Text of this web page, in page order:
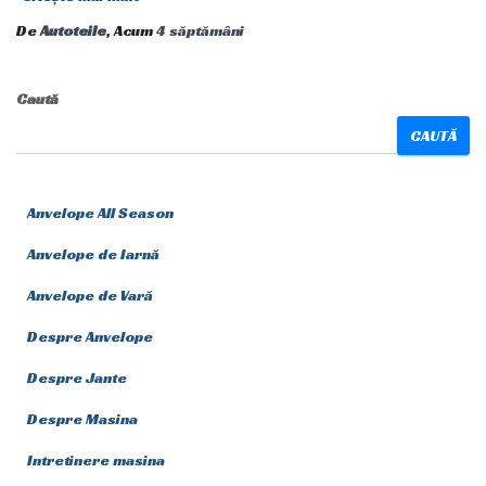
DeAutoteile, Acum4 săptămâni
Caută
CAUTĂ
Anvelope All Season
Anvelope de Iarnă
Anvelope de Vară
Despre Anvelope
Despre Jante
Despre Masina
Intretinere masina